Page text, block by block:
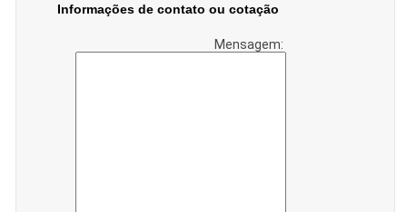
Informações de contato ou cotação
Mensagem: